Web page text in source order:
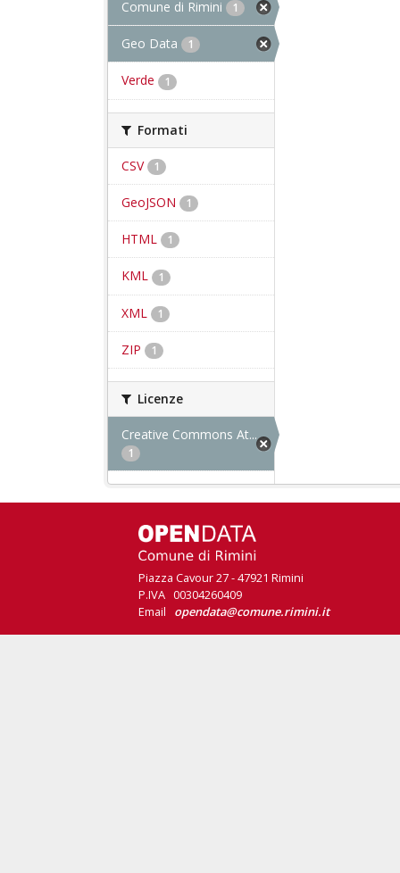
Comune di Rimini 1
Geo Data 1
Verde 1
Formati
CSV 1
GeoJSON 1
HTML 1
KML 1
XML 1
ZIP 1
Licenze
Creative Commons At...
1
Piazza Cavour 27 - 47921 Rimini
P.IVA 00304260409
Email opendata@comune.rimini.it